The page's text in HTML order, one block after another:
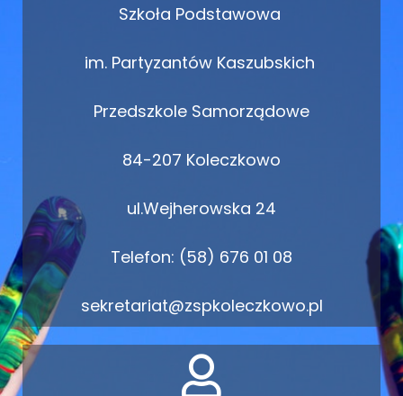
Szkoła Podstawowa
im. Partyzantów Kaszubskich
Przedszkole Samorządowe
84-207 Koleczkowo
ul.Wejherowska 24
Telefon: (58) 676 01 08
sekretariat@zspkoleczkowo.pl